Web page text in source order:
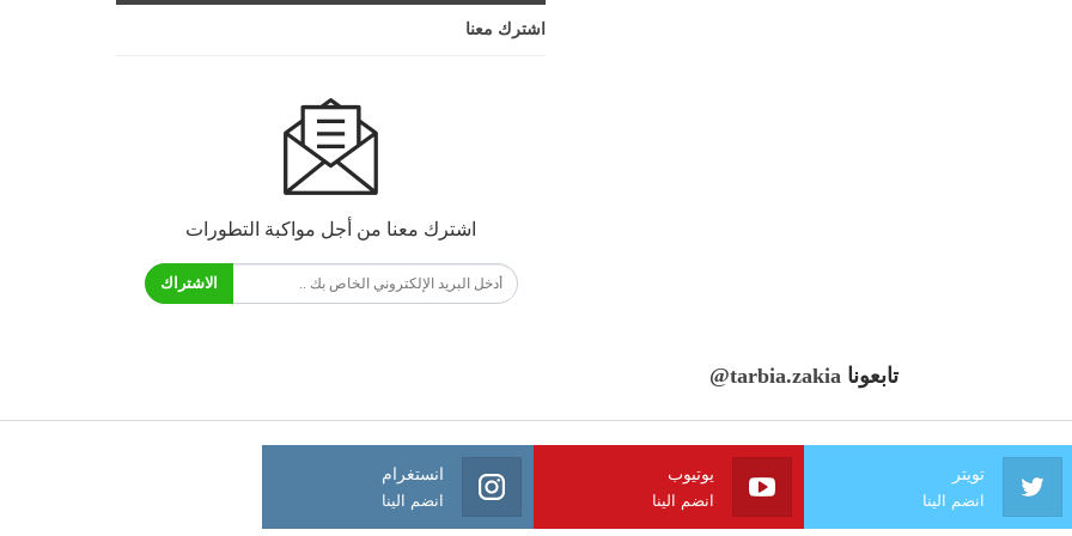
اشترك معنا
اشترك معنا من أجل مواكبة التطورات
الاشتراك
تابعونا @tarbia.zakia
تويتر
انضم الينا
يوتيوب
انضم الينا
انستغرام
انضم الينا